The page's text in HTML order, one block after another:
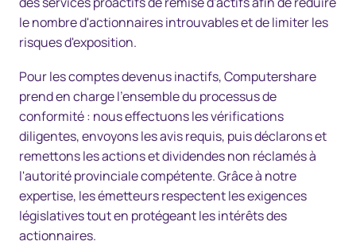
le nombre d'actionnaires introuvables et de limiter les
risques d'exposition.
Pour les comptes devenus inactifs, Computershare
prend en charge l'ensemble du processus de
conformité : nous effectuons les vérifications
diligentes, envoyons les avis requis, puis déclarons et
remettons les actions et dividendes non réclamés à
l'autorité provinciale compétente. Grâce à notre
expertise, les émetteurs respectent les exigences
législatives tout en protégeant les intérêts des
actionnaires.